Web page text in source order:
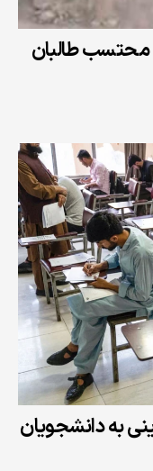
طالبان
به دانشجویان